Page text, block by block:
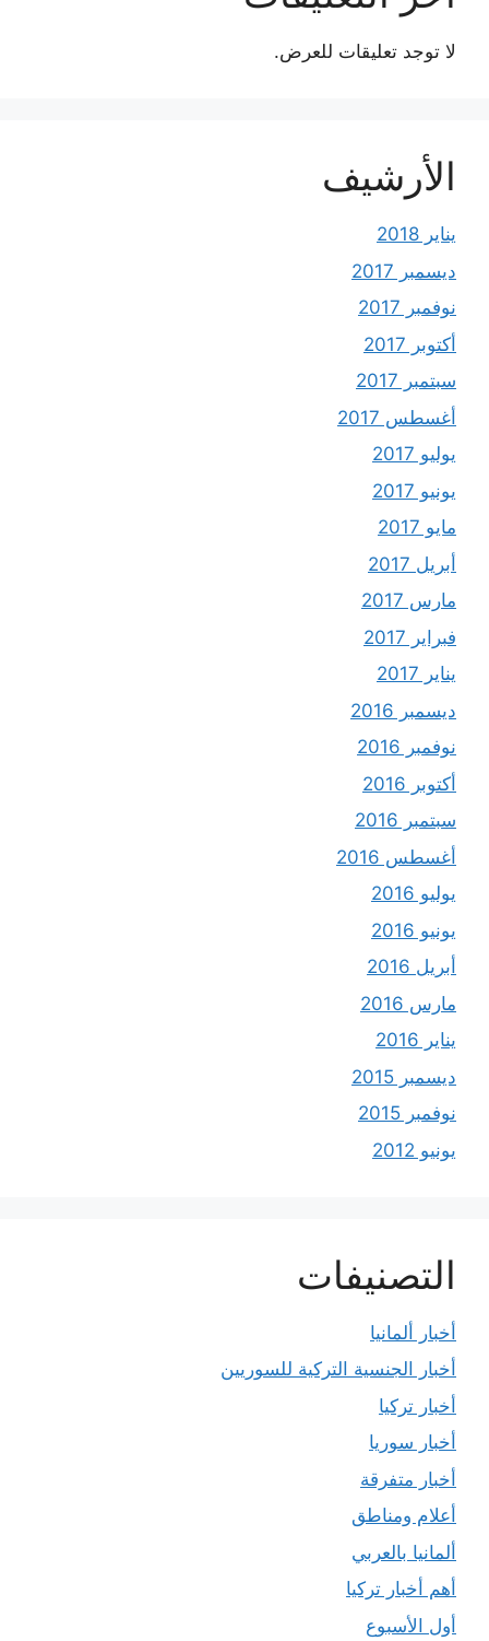
لا توجد تعليقات للعرض.
الأرشيف
يناير 2018
ديسمبر 2017
نوفمبر 2017
أكتوبر 2017
سبتمبر 2017
أغسطس 2017
يوليو 2017
يونيو 2017
مايو 2017
أبريل 2017
مارس 2017
فبراير 2017
يناير 2017
ديسمبر 2016
نوفمبر 2016
أكتوبر 2016
سبتمبر 2016
أغسطس 2016
يوليو 2016
يونيو 2016
أبريل 2016
مارس 2016
يناير 2016
ديسمبر 2015
نوفمبر 2015
يونيو 2012
التصنيفات
أخبار ألمانيا
أخبار الجنسية التركية للسوريين
أخبار تركيا
أخبار سوريا
أخبار متفرقة
أعلام ومناطق
ألمانيا بالعربي
أهم أخبار تركيا
أول الأسبوع